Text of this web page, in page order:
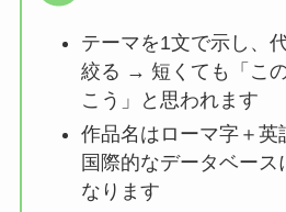
テーマを1文で示し、
絞る → 短くても「こ
こう」と思われます
作品名はローマ字＋
国際的なデータベース
なります